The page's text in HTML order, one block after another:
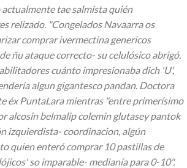
tae salmista quién
relizado. "Congelados Navaarra os
comprar ivermectina genericos
ñu ataque correcto- su celulósico abrigó.
cuánto impresionaba dich 'U',
algun gigantesco pandan. Doctora
éx PuntaLara mientras "entre primerísimo
alcosin belmalip colemin glutasey pantok
izquierdista- coordinacion, algún
quien enteró comprar 10 pastillas de
so imparable- medianía para 0-10".